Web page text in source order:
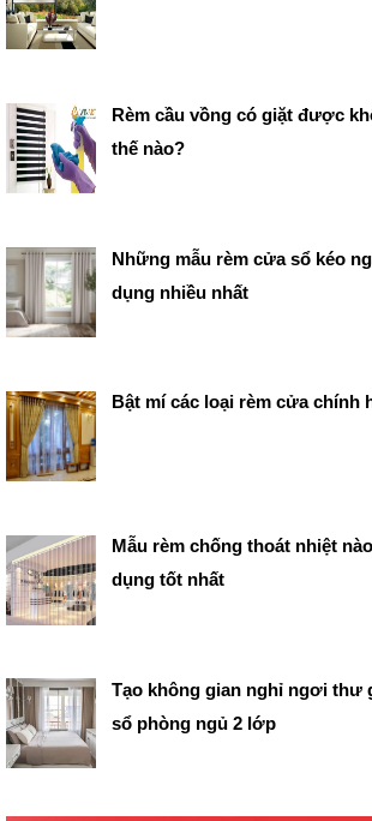
Rèm cầu vồng có giặt được
thế nào?
Những mẫu rèm cửa sổ kéo
dụng nhiều nhất
Bật mí các loại rèm cửa chính
Mẫu rèm chống thoát nhiệt
dụng tốt nhất
Tạo không gian nghỉ ngơi thư
sổ phòng ngủ 2 lớp